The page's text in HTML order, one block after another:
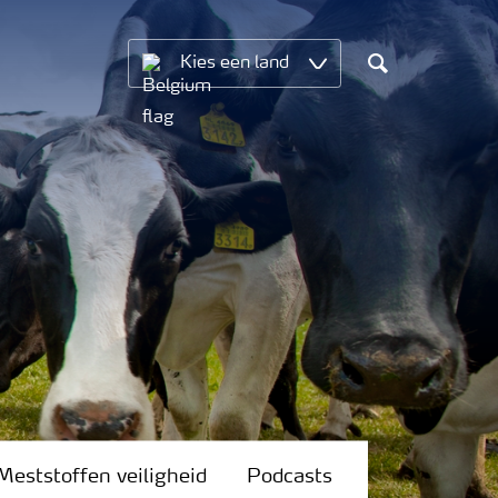
Kies een land
Search
veiligheid Podcasts